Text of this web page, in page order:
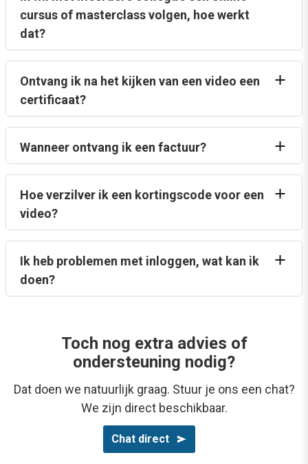
cursus of masterclass volgen, hoe werkt
dat?
Ontvang ik na het kijken van een video een
certificaat?
Wanneer ontvang ik een factuur?
Hoe verzilver ik een kortingscode voor een
video?
Ik heb problemen met inloggen, wat kan ik
doen?
Toch nog extra advies of
ondersteuning nodig?
Dat doen we natuurlijk graag. Stuur je ons een chat?
We zijn direct beschikbaar.
Chat direct